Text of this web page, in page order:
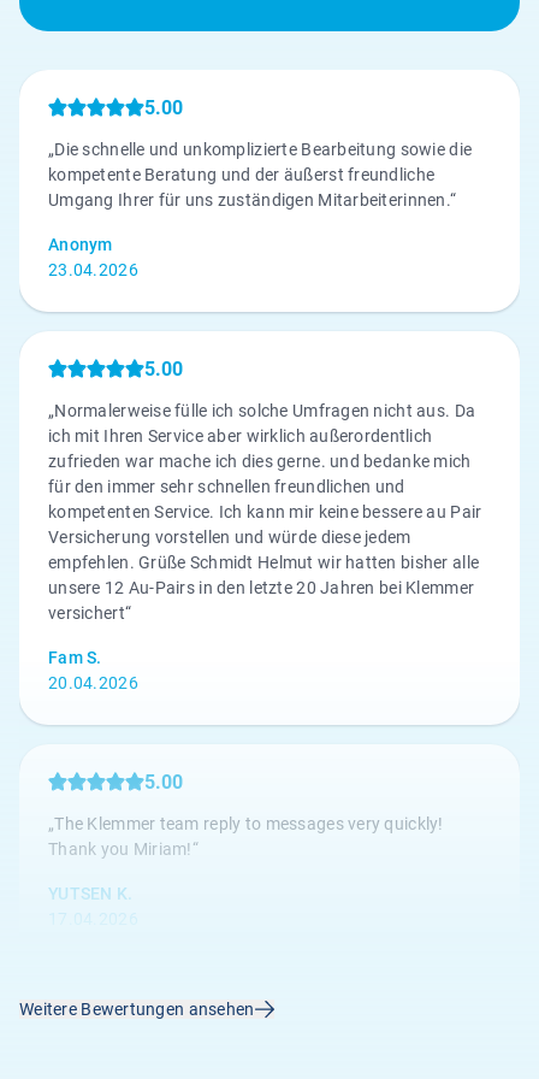
5.00
„Die schnelle und unkomplizierte Bearbeitung sowie die
kompetente Beratung und der äußerst freundliche
Umgang Ihrer für uns zuständigen Mitarbeiterinnen.“
Anonym
23.04.2026
5.00
„Normalerweise fülle ich solche Umfragen nicht aus. Da
ich mit Ihren Service aber wirklich außerordentlich
zufrieden war mache ich dies gerne. und bedanke mich
für den immer sehr schnellen freundlichen und
kompetenten Service. Ich kann mir keine bessere au Pair
Versicherung vorstellen und würde diese jedem
empfehlen. Grüße Schmidt Helmut wir hatten bisher alle
unsere 12 Au-Pairs in den letzte 20 Jahren bei Klemmer
versichert“
Fam S.
20.04.2026
5.00
„The Klemmer team reply to messages very quickly!
Thank you Miriam!“
YUTSEN K.
17.04.2026
4.67
Weitere Bewertungen ansehen